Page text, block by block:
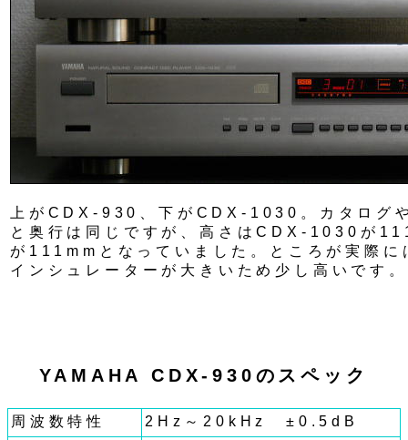
上がCDX-930、下がCDX-1030。カタログ
と奥行は同じですが、高さはCDX-1030が
が111mmとなっていました。ところが実際
インシュレーターが大きいため少し高いです。
YAMAHA CDX-930のスペック
周波数特性 2Hz～20kHz ±0.5dB